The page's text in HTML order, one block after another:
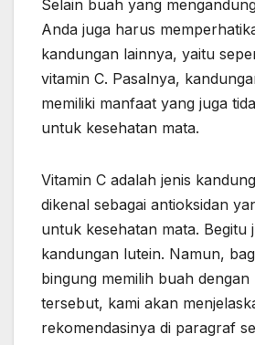
Selain buah yang
Anda juga harus
kandungan lainnya, yaitu
vitamin C. Pasalnya,
memiliki manfaat yang juga
untuk kesehatan mata.
Vitamin C adalah jenis
dikenal sebagai antioksidan
untuk kesehatan mata. Begitu
kandungan lutein. Namun,
bingung memilih buah
tersebut, kami akan
rekomendasinya di paragraf